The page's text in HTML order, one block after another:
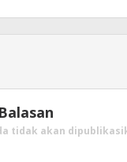
tidak akan